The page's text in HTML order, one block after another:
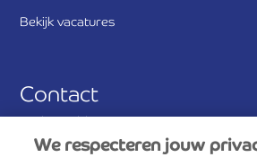
Bekijk vacatures
Contact
Veelgestelde vragen
We respecteren jouw